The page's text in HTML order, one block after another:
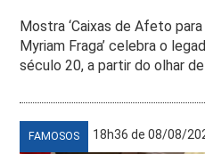
Mostra ‘Caixas de Afeto
Myriam Fraga’ celebra o
século 20, a partir do olhar
FAMOSOS 18h36 de 08/08/